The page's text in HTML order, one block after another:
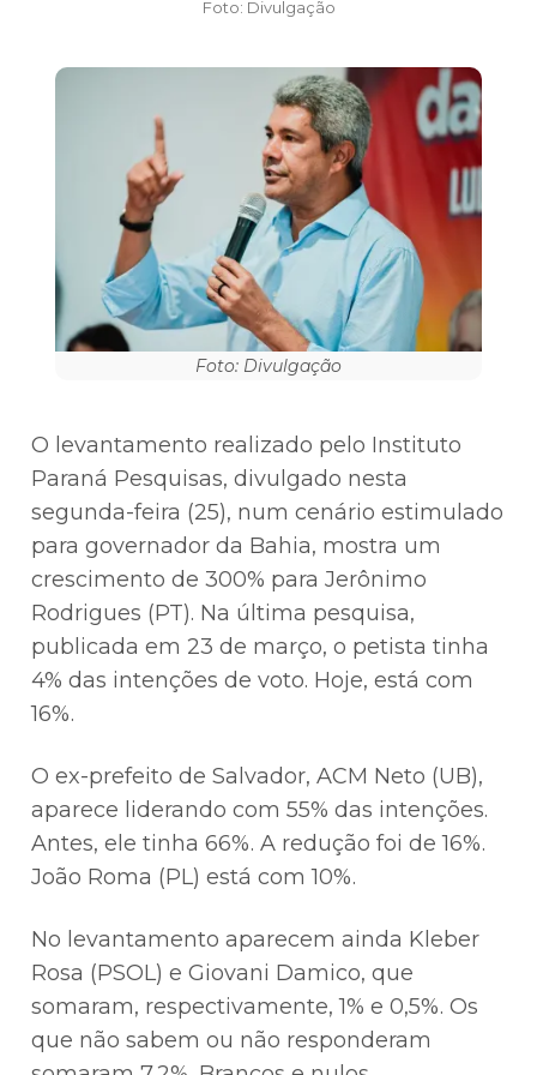
Foto: Divulgação
Foto: Divulgação
O levantamento realizado pelo Instituto
Paraná Pesquisas, divulgado nesta
segunda-feira (25), num cenário estimulado
para governador da Bahia, mostra um
crescimento de 300% para Jerônimo
Rodrigues (PT). Na última pesquisa,
publicada em 23 de março, o petista tinha
4% das intenções de voto. Hoje, está com
16%.
O ex-prefeito de Salvador, ACM Neto (UB),
aparece liderando com 55% das intenções.
Antes, ele tinha 66%. A redução foi de 16%.
João Roma (PL) está com 10%.
No levantamento aparecem ainda Kleber
Rosa (PSOL) e Giovani Damico, que
somaram, respectivamente, 1% e 0,5%. Os
que não sabem ou não responderam